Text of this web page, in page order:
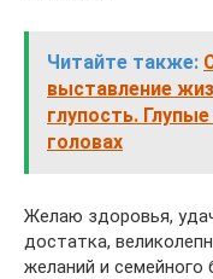
Читайте также:
выставление
глупость.
головах
Желаю здоровья,
достатка,
желаний и семейного